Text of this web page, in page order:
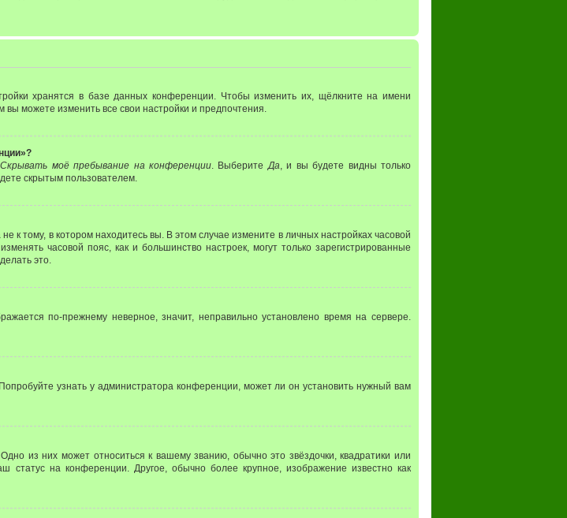
хранятся в базе данных конференции. Чтобы изменить их, щёлкните на имени
вы можете изменить все свои настройки и предпочтения.
Скрывать моё пребывание на конференции. ВыберитеДа, и вы будете видны только
скрытым пользователем.
к тому, в котором находитесь вы. В этом случае измените в личных настройках часовой
часовой пояс, как и большинство настроек, могут только зарегистрированные
это.
по-прежнему неверное, значит, неправильно установлено время на сервере.
узнать у администратора конференции, может ли он установить нужный вам
из них может относиться к вашему званию, обычно это звёздочки, квадратики или
на конференции. Другое, обычно более крупное, изображение известно как